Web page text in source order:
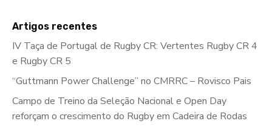
Artigos recentes
IV Taça de Portugal de Rugby CR: Vertentes Rugby CR 4
e Rugby CR 5
“Guttmann Power Challenge” no CMRRC – Rovisco Pais
Campo de Treino da Seleção Nacional e Open Day
reforçam o crescimento do Rugby em Cadeira de Rodas